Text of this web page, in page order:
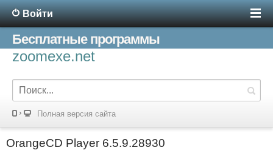
Войти
Бесплатные программы
zoomexe.net
Полная версия сайта
OrangeCD Player 6.5.9.28930